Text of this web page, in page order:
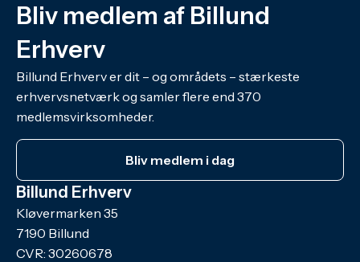
Bliv medlem af Billund
Erhverv
Billund Erhverv er dit – og områdets – stærkeste
erhvervsnetværk og samler flere end 370
medlemsvirksomheder.
Bliv medlem i dag
Billund Erhverv
Kløvermarken 35
7190 Billund
CVR: 30260678